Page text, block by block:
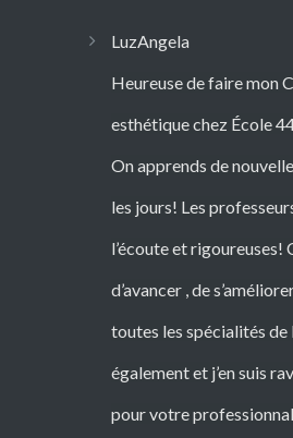
Herbreteau
Formation en onglerie
débutants, Marina est
très investie,
bienveillante. Merci !
Consultez les
Conception :
Mentions légales